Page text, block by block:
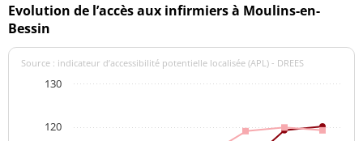
Evolution de l’accès aux infirmiers à Moulins-en-
Bessin
Source : indicateur d’accessibilité potentielle localisée (APL) - DREES
120
130